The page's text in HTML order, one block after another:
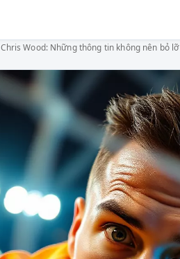
›Chris Wood: Những thông tin không nên bỏ lỡ